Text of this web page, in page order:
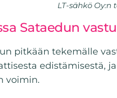
LT-sähkö
Sataedun
pitkään tekemälle
edistämisestä,
voimin.